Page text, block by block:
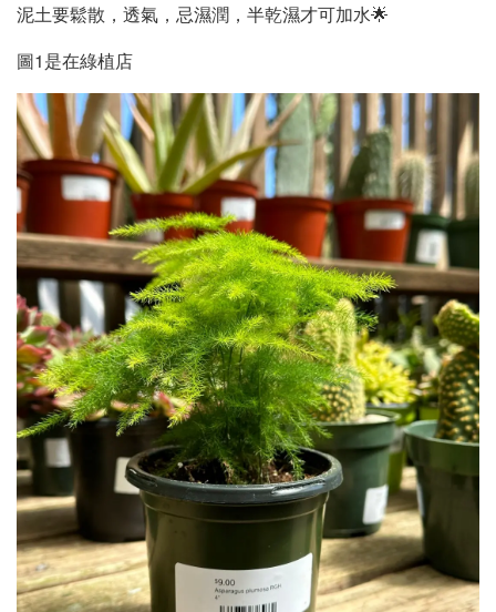
泥土要鬆散，透氣，忌濕潤，半乾濕才可加水🌟
圖1是在綠植店